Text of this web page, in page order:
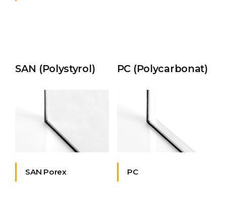
SAN (Polystyrol)
SAN Porex
PC (Polycarbonat)
PC